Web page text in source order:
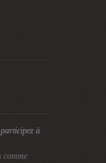
à
comme